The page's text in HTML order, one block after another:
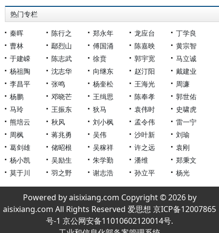
热门专栏
秦晖 陈行之 郑永年 龙应台
丁学良
曹林
鄢烈山 傅国涌 陈嘉映
黄宗智
于建嵘
陈志武 徐贲 郭宇宽
马立诚
杨祖陶
沈志华 向继东 赵汀阳
戴建业
李昌平
张鸣 杨奎松 王海光
周濂
杨鹏
邓晓芒 王缉思 陈奉孝
郭世佑
马玲
王振东 狄马 袁伟时
史啸虎
熊培云
秋风 刘小枫 孟令伟
雷一宁
周枫
蒋兆勇 吴伟 沙叶新
刘瑜
葛剑雄
储昭根 吴稼祥 许之远
袁刚
杨小凯
吴励生 朱学勤 潘维
郑秉文
莫于川
羽之野 谢志浩 孙立平 杨光
Powered by aisixiang.com Copyright © 2026 by
aisixiang.com All Rights Reserved 爱思想 京ICP备12007865
号-1 京公网安备11010602120014号.